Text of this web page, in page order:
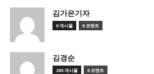
김가은기자
0 게시물 0 코멘트
김경순
205 게시물 0 코멘트